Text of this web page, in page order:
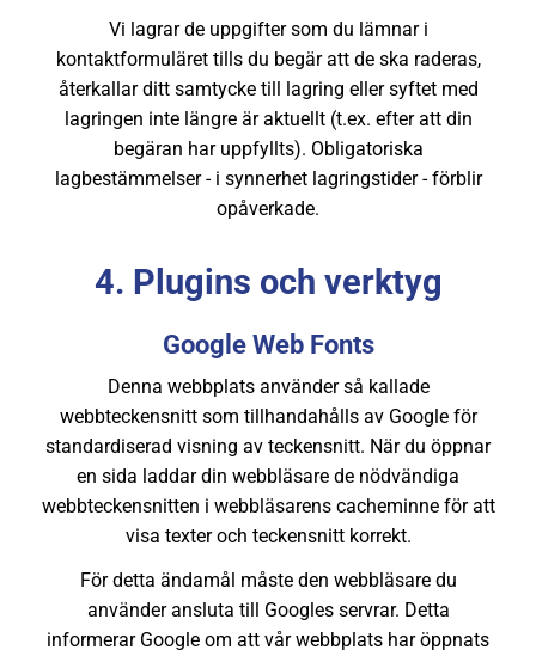
Vi lagrar de uppgifter som du lämnar i
kontaktformuläret tills du begär att de ska raderas,
återkallar ditt samtycke till lagring eller syftet med
lagringen inte längre är aktuellt (t.ex. efter att din
begäran har uppfyllts). Obligatoriska
lagbestämmelser - i synnerhet lagringstider - förblir
opåverkade.
4. Plugins och verktyg
Google Web Fonts
Denna webbplats använder så kallade
webbteckensnitt som tillhandahålls av Google för
standardiserad visning av teckensnitt. När du öppnar
en sida laddar din webbläsare de nödvändiga
webbteckensnitten i webbläsarens cacheminne för att
visa texter och teckensnitt korrekt.
För detta ändamål måste den webbläsare du
använder ansluta till Googles servrar. Detta
informerar Google om att vår webbplats har öppnats